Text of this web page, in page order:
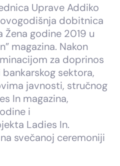
Uprave Addiko
dobitnica
Žena godine 2019 u
magazina. Nakon
za doprinos
sektora,
javnosti, stručnog
In magazina,
i
Ladies In.
svečanoj ceremoniji